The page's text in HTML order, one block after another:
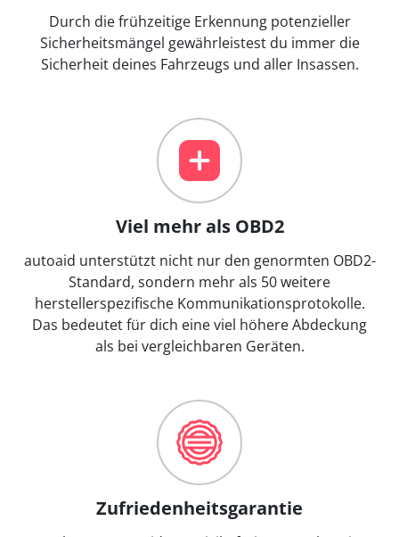
Durch die frühzeitige Erkennung potenzieller
Sicherheitsmängel gewährleistest du immer die
Sicherheit deines Fahrzeugs und aller Insassen.
Viel mehr als OBD2
autoaid unterstützt nicht nur den genormten OBD2-
Standard, sondern mehr als 50 weitere
herstellerspezifische Kommunikationsprotokolle.
Das bedeutet für dich eine viel höhere Abdeckung
als bei vergleichbaren Geräten.
Zufriedenheitsgarantie